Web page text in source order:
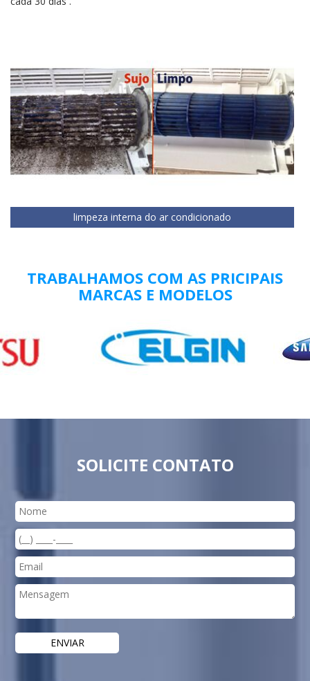
limpeza interna do ar condicionado
TRABALHAMOS COM AS PRICIPAIS
MARCAS E MODELOS
SOLICITE CONTATO